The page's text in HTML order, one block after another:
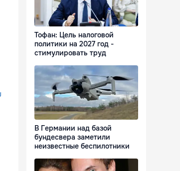
Тофан: Цель налоговой
политики на 2027 год -
стимулировать труд
В Германии над базой
бундесвера заметили
неизвестные беспилотники